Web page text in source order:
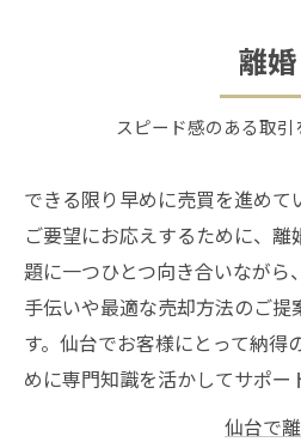
離婚
スピード感のある取
できる限り早めに売買を進め
ご要望にお応えするために、
題に一つひとつ向き合いながら
手伝いや最適な売却方法のご提
す。仙台でお客様にとって納得
めに専門知識を活かしてサポー
仙台で